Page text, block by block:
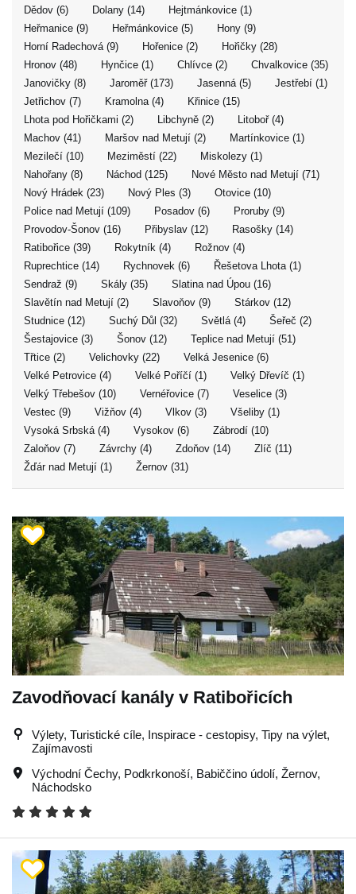
Dědov (6)
Dolany (14)
Hejtmánkovice (1)
Heřmanice (9)
Heřmánkovice (5)
Hony (9)
Horní Radechová (9)
Hořenice (2)
Hořičky (28)
Hronov (48)
Hynčice (1) Chlívce (2)
Chvalkovice (35)
Janovičky (8)
Jaroměř (173) Jasenná (5)
Jestřebí (1)
Jetřichov (7)
Kramolna (4)
Křinice (15)
Lhota pod Hořičkami (2)
Libchyně (2)
Litoboř (4)
Machov (41)
Maršov nad Metují (2)
Martínkovice (1)
Mezilečí (10)
Meziměstí (22)
Miskolezy (1)
Nahořany (8)
Náchod (125)
Nové Město nad Metují (71)
Nový Hrádek (23)
Nový Ples (3)
Otovice (10)
Police nad Metují (109)
Posadov (6)
Proruby (9)
Provodov-Šonov (16)
Přibyslav (12)
Rasošky (14)
Ratibořice (39)
Rokytník (4)
Rožnov (4)
Ruprechtice (14)
Rychnovek (6)
Řešetova Lhota (1)
Sendraž (9)
Skály (35)
Slatina nad Úpou (16)
Slavětín nad Metují (2)
Slavoňov (9)
Stárkov (12)
Studnice (12)
Suchý Důl (32) Světlá (4)
Šeřeč (2)
Šestajovice (3)
Šonov (12)
Teplice nad Metují (51)
Třtice (2)
Velichovky (22)
Velká Jesenice (6)
Velké Petrovice (4)
Velké Poříčí (1)
Velký Dřevíč (1)
Velký Třebešov (10)
Vernéřovice (7)
Veselice (3)
Vestec (9)
Vižňov (4) Vlkov (3)
Všeliby (1)
Vysoká Srbská (4)
Vysokov (6)
Zábrodí (10)
Zaloňov (7)
Závrchy (4) Zdoňov (14)
Zlíč (11)
Žďár nad Metují (1)
Žernov (31)
Zavodňovací kanály v Ratibořicích
Výlety, Turistické cíle, Inspirace - cestopisy, Tipy na výlet,
Zajímavosti
Východní Čechy, Podkrkonoší, Babiččino údolí, Žernov,
Náchodsko